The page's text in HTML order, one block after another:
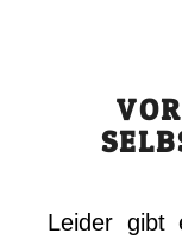
Leider gibt